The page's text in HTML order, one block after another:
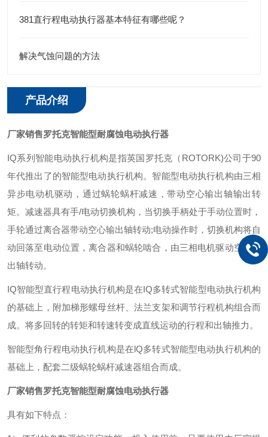
381直行程电动执行器基本特征有哪些呢？
解决气蚀问题的方法
产品介绍
厂家销售罗托克智能型耐腐蚀电动执行器
IQ系列智能电动执行机构是指英国罗托克（ROTORK)公司于90
年代推出了的智能型电动执行机构。智能型电动执行机构由三相
异步电动机驱动，通过蜗轮蜗杆减速，带动空心输出轴输出转
矩。减速器具有手/电动切换机构，当切换手柄处于手动位置时，
手轮通过离合器带动空心输出轴转动;电动操作时，切换机构将自
动回落至电动位置，离合器和蜗轮啮合，由三相电机驱动空心输
出轴转动。
IQ智能型直行程电动执行机构是在IQ多转式智能型电动执行机构
的基础上，附加梯形螺母丝杆、法兰支架和调节行程机构组合而
成。将多回转的转矩和转速转变成直线运动的行程和出轴推力。
智能型角行程电动执行机构是在lQ多转式智能型电动执行机构的
基础上，配套二级蜗轮蜗杆减速器组合而成。
厂家销售罗托克智能型耐腐蚀电动执行器
具有如下特点：